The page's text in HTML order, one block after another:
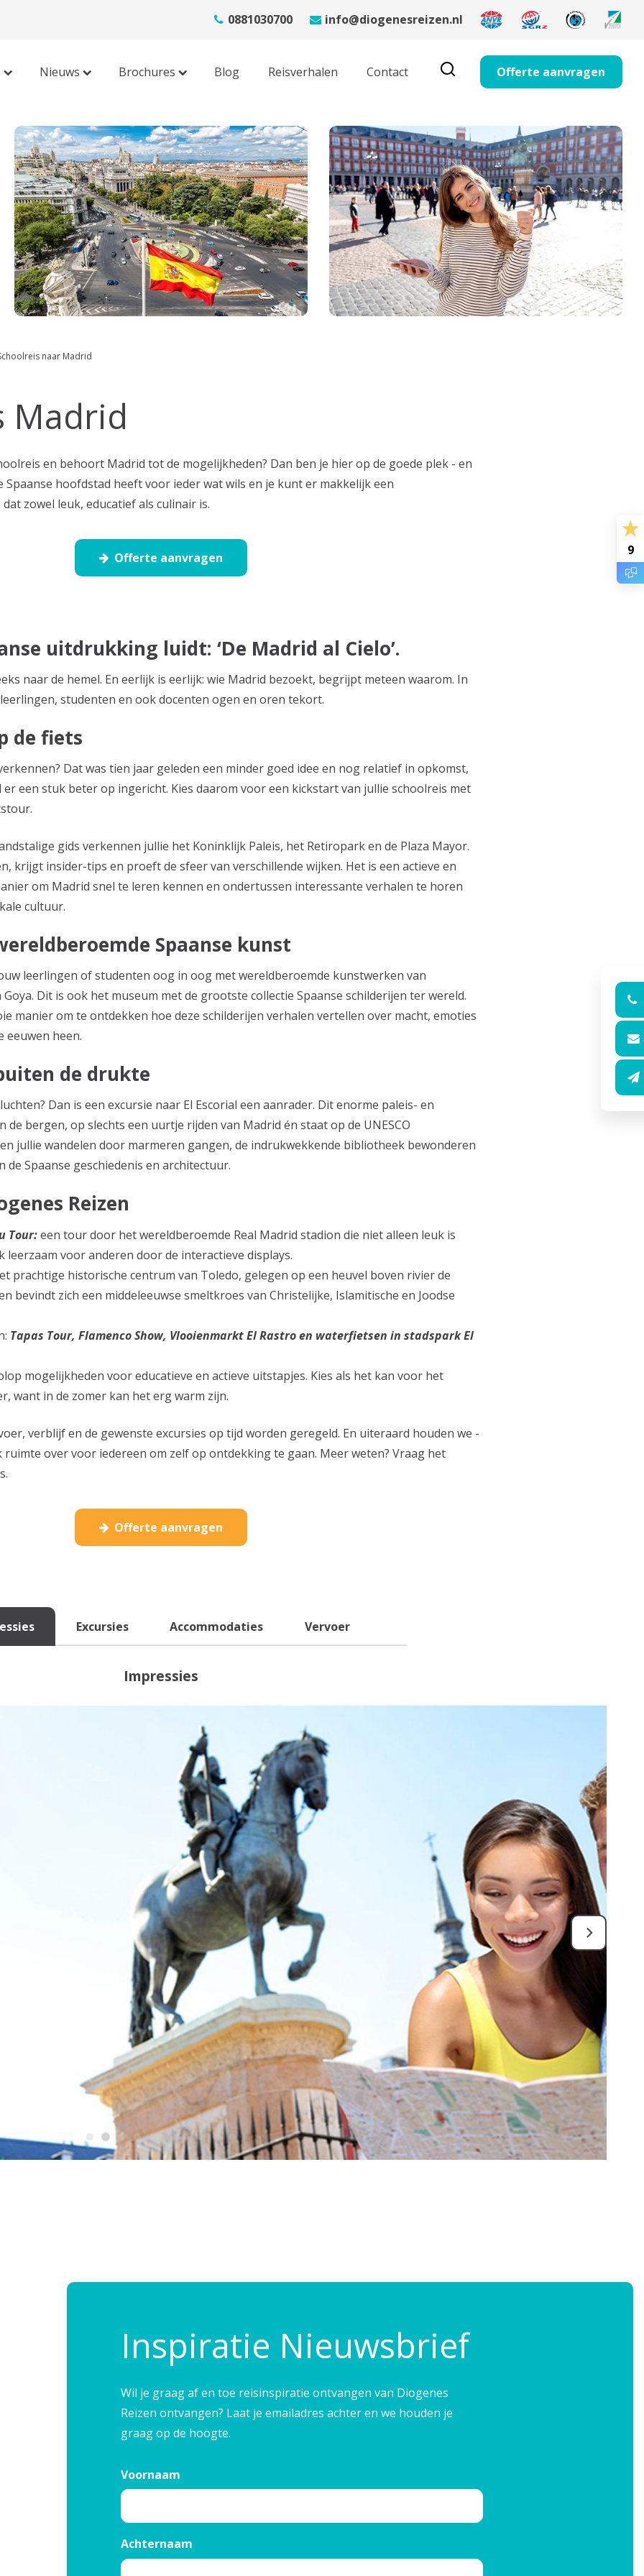
0881030700 info@diogenesreizen.nl
Nieuws Brochures Blog Reisverhalen Contact Offerte aanvragen
naar Madrid
Madrid
en behoort Madrid tot de mogelijkheden? Dan ben je hier op de goede plek - en
hoofdstad heeft voor ieder wat wils en je kunt er makkelijk een
zowel leuk, educatief als culinair is.
Offerte aanvragen
uitdrukking luidt: ‘De Madrid al Cielo’.
naar de hemel. En eerlijk is eerlijk: wie Madrid bezoekt, begrijpt meteen waarom. In
studenten en ook docenten ogen en oren tekort.
de fiets
Dat was tien jaar geleden een minder goed idee en nog relatief in opkomst,
een stuk beter op ingericht. Kies daarom voor een kickstart van jullie schoolreis met
gids verkennen jullie het Koninklijk Paleis, het Retiropark en de Plaza Mayor.
krijgt insider-tips en proeft de sfeer van verschillende wijken. Het is een actieve en
om Madrid snel te leren kennen en ondertussen interessante verhalen te horen
cultuur.
Spaanse kunst
leerlingen of studenten oog in oog met wereldberoemde kunstwerken van
Dit is ook het museum met de grootste collectie Spaanse schilderijen ter wereld.
manier om te ontdekken hoe deze schilderijen verhalen vertellen over macht, emoties
eeuwen heen.
de drukte
Dan is een excursie naar El Escorial een aanrader. Dit enorme paleis- en
bergen, op slechts een uurtje rijden van Madrid én staat op de UNESCO
jullie wandelen door marmeren gangen, de indrukwekkende bibliotheek bewonderen
Spaanse geschiedenis en architectuur.
Reizen
Tour:een tour door het wereldberoemde Real Madrid stadion die niet alleen leuk is
voor anderen door de interactieve displays.
prachtige historische centrum van Toledo, gelegen op een heuvel boven rivier de
bevindt zich een middeleeuwse smeltkroes van Christelijke, Islamitische en Joodse
Tapas Tour, Flamenco Show, Vlooienmarkt El Rastro en waterfietsen in stadspark El
mogelijkheden voor educatieve en actieve uitstapjes. Kies als het kan voor het
want in de zomer kan het erg warm zijn.
verblijf en de gewenste excursies op tijd worden geregeld. En uiteraard houden we -
over voor iedereen om zelf op ontdekking te gaan. Meer weten? Vraag het
Offerte aanvragen
Excursies Accommodaties Vervoer
Impressies
Inspiratie Nieuwsbrief
Wil je graag af en toe reisinspiratie ontvangen van Diogenes
Reizen ontvangen? Laat je emailadres achter en we houden je
graag op de hoogte.
Voornaam
Achternaam
9
Reisinspiratie nodig?
Schrijf je dan in voor onze nieuwsbrief, boordevol
Nee, ik ben niet geïntereseerd